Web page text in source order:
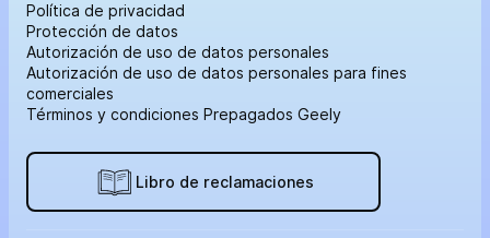
Política de privacidad
Protección de datos
Autorización de uso de datos personales
Autorización de uso de datos personales para fines
comerciales
Términos y condiciones Prepagados Geely
Libro de reclamaciones